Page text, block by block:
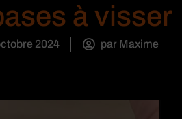
à visser
2024 par Maxime